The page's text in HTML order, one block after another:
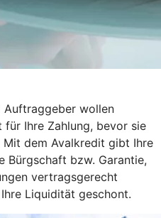
Auftraggeber wollen
für Ihre Zahlung, bevor sie
Mit dem Avalkredit gibt Ihre
Bürgschaft bzw. Garantie,
vertragsgerecht
Liquidität geschont.